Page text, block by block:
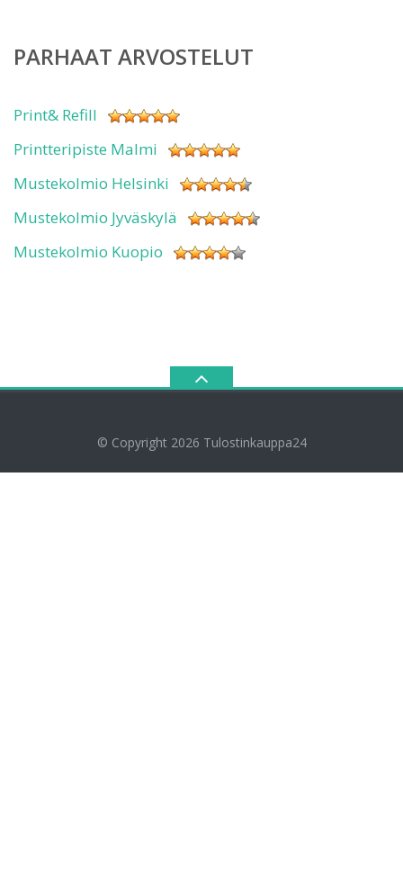
PARHAAT ARVOSTELUT
Print& Refill
Printteripiste Malmi
Mustekolmio Helsinki
Mustekolmio Jyväskylä
Mustekolmio Kuopio
© Copyright 2026 Tulostinkauppa24